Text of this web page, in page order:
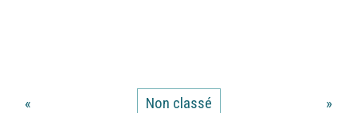
« Non classé »